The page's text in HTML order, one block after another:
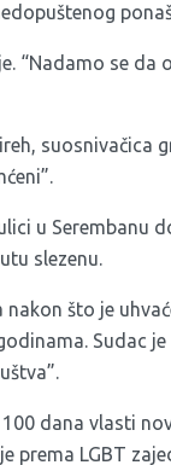
“Nadamo se da
suosnivačica
u Serembanu
slezenu.
što je
Sudac
dana vlasti
prema LGBT